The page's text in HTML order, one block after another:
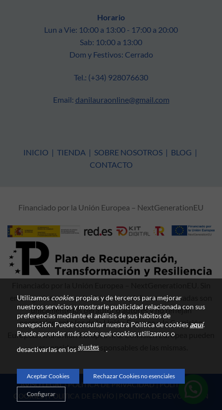
Horario
Lun a Vie: 10:00 a 13:00 - 17:00 a 20:00
Sab: 10:00 a 13:00
Dom y Festivos: Cerrado
Tel.: (+34) 928076630
Email: danilauraonline@gmail.com
INICIO | TIENDA | SOBRE NOSOTROS | BLOG |
CONTACTO
Financiado por la Unión Europea – NextGenerationEU
embargo, los puntos de vista y las opiniones expresadas son
únicamente los del autor o autores y no reflejan
necesariamente los de la Unión Europea o la Comisión
Europea. Ni la Unión Europea ni la Comisión Europea pueden
ser consideradas responsables de las mismas.
AVISO LEGAL|POLITICA DE PRIVACIDAD|POLITICA DE
COOKIES|POLITICA DE ENVÍO POLITICA DE DEVOLUCIÓN
Utilizamos cookies propias y de terceros para mejorar
nuestros servicios y mostrarle publicidad relacionada con sus
preferencias mediante el análisis de sus hábitos de
navegación. Puede consultar nuestra Política de cookies aquí.
Puede aprender más sobre qué cookies utilizamos o
desactivarlas en losajustes .
Aceptar Cookies Rechazar Cookies no esenciales
Configurar